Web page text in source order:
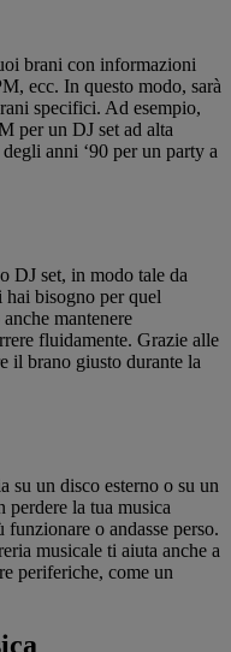
brani con informazioni
ecc. In questo modo, sarà
specifici. Ad esempio,
per un DJ set ad alta
anni ‘90 per un party a
DJ set, in modo tale da
hai bisogno per quel
mantenere
fluidamente. Grazie alle
il brano giusto durante la
su un disco esterno o su un
perdere la tua musica
o andasse perso.
musicale ti aiuta anche a
periferiche, come un